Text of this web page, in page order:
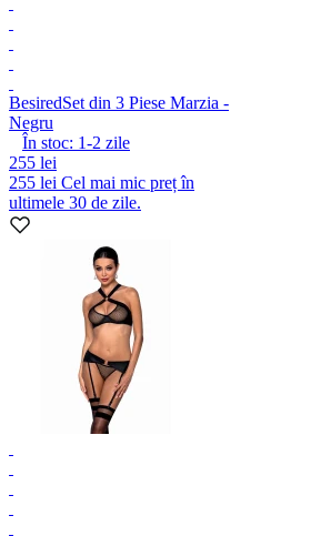
BesiredSet din 3 Piese Marzia -
Negru
În stoc: 1-2 zile
255 lei
255 lei Cel mai mic preț în
ultimele 30 de zile.